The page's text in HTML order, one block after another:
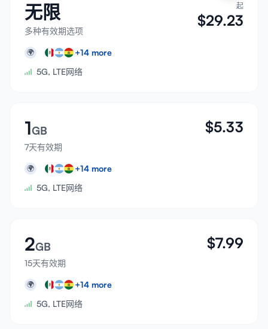
无限
多种有效期选项
起
$29.23
🌍 +14 more
5G, LTE网络
1GB
7天有效期
$5.33
🌍 +14 more
5G, LTE网络
2GB
15天有效期
$7.99
🌍 +14 more
5G, LTE网络